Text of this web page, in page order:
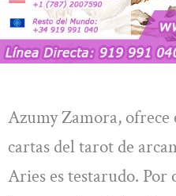
Azumy Zamora, ofrece
cartas del tarot de
Aries es testarudo.